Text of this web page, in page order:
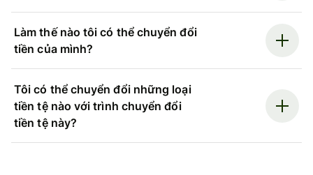
Làm thế nào tôi có thể chuyển đổi
tiền của mình?
Tôi có thể chuyển đổi những loại
tiền tệ nào với trình chuyển đổi
tiền tệ này?